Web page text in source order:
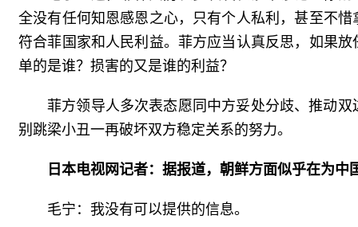
全没有任何知恩感恩之心，只有个人私利，甚至不
符合菲国家和人民利益。菲方应当认真反思，如果
单的是谁？损害的又是谁的利益？
菲方领导人多次表态愿同中方妥处分歧、推动
别跳梁小丑一再破坏双方稳定关系的努力。
日本电视网记者：据报道，朝鲜方面似乎在为
毛宁：我没有可以提供的信息。